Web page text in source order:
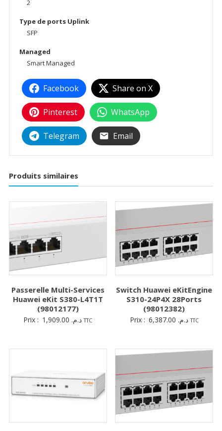
2
Type de ports Uplink
SFP
Managed
Smart Managed
Facebook Share on X
Pinterest WhatsApp
Telegram Email
Produits similaires
Passerelle Multi-Services
Huawei eKit S380-L4T1T
(98012177)
Prix : د.م. TTC
Switch Huawei eKitEngine
S310-24P4X 28Ports
(98012382)
Prix : د.م. TTC